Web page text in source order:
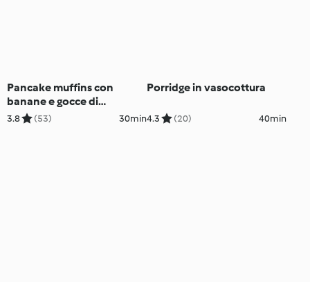
Pancake muffins con
banane e gocce di
cioccolato
3.8 (53) 30min
Porridge in vasocottura
4.3 (20) 40min